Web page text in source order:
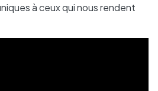
à ceux qui nous rendent